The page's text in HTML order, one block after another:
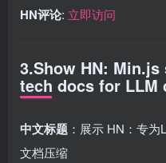
HN评论: 立即访问
3.Show HN:
tech docs for LLM
中文标题 ：展示 HN：专
文档压缩